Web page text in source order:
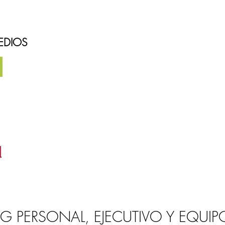
PERSONAL, EJECUTIVO Y